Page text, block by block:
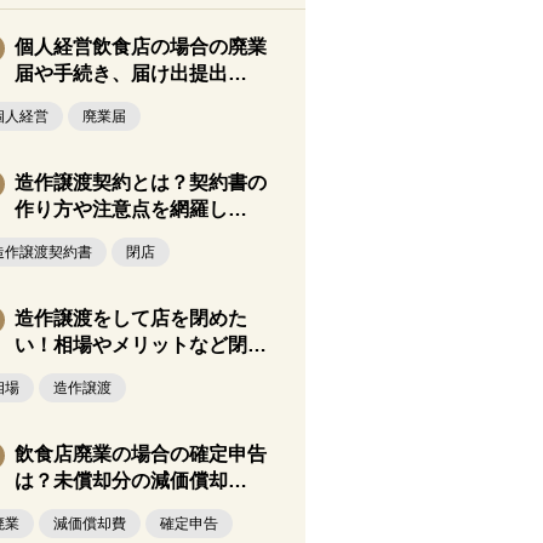
個人経営飲食店の場合の廃業
届や手続き、届け出提出…
人経営 廃業届
造作譲渡契約とは？契約書の
作り方や注意点を網羅し…
作譲渡契約書 閉店
造作譲渡をして店を閉めた
い！相場やメリットなど閉…
場 造作譲渡
飲食店廃業の場合の確定申告
は？未償却分の減価償却…
業 減価償却費 確定申告